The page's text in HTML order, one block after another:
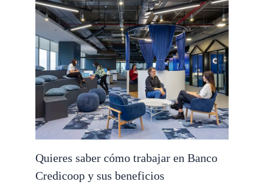
Quieres saber cómo trabajar en Banco
Credicoop y sus beneficios